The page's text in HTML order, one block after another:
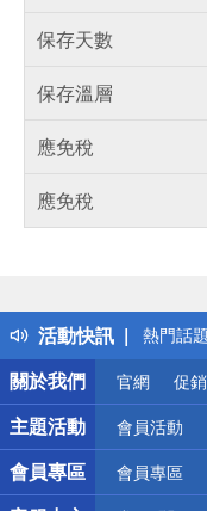
保存天數
保存溫層
應免稅
應免稅
活動快訊
得獎公
熱門話題
銀行優
偏遠地
詐騙網
關於我們
官網 促
主題活動 會員活動
會員專區 會員專區